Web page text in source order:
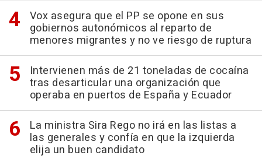
Vox asegura que el PP se opone en sus
gobiernos autonómicos al reparto de
menores migrantes y no ve riesgo de ruptura
Intervienen más de 21 toneladas de cocaína
tras desarticular una organización que
operaba en puertos de España y Ecuador
La ministra Sira Rego no irá en las listas a
las generales y confía en que la izquierda
elija un buen candidato